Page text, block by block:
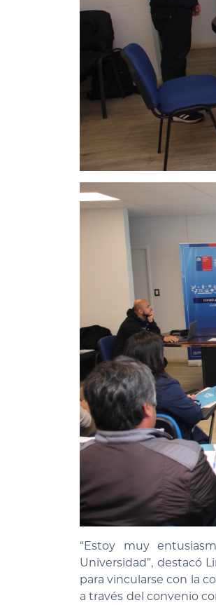
“Estoy muy
Universidad”, destacó
para vincularse con la
a través del convenio